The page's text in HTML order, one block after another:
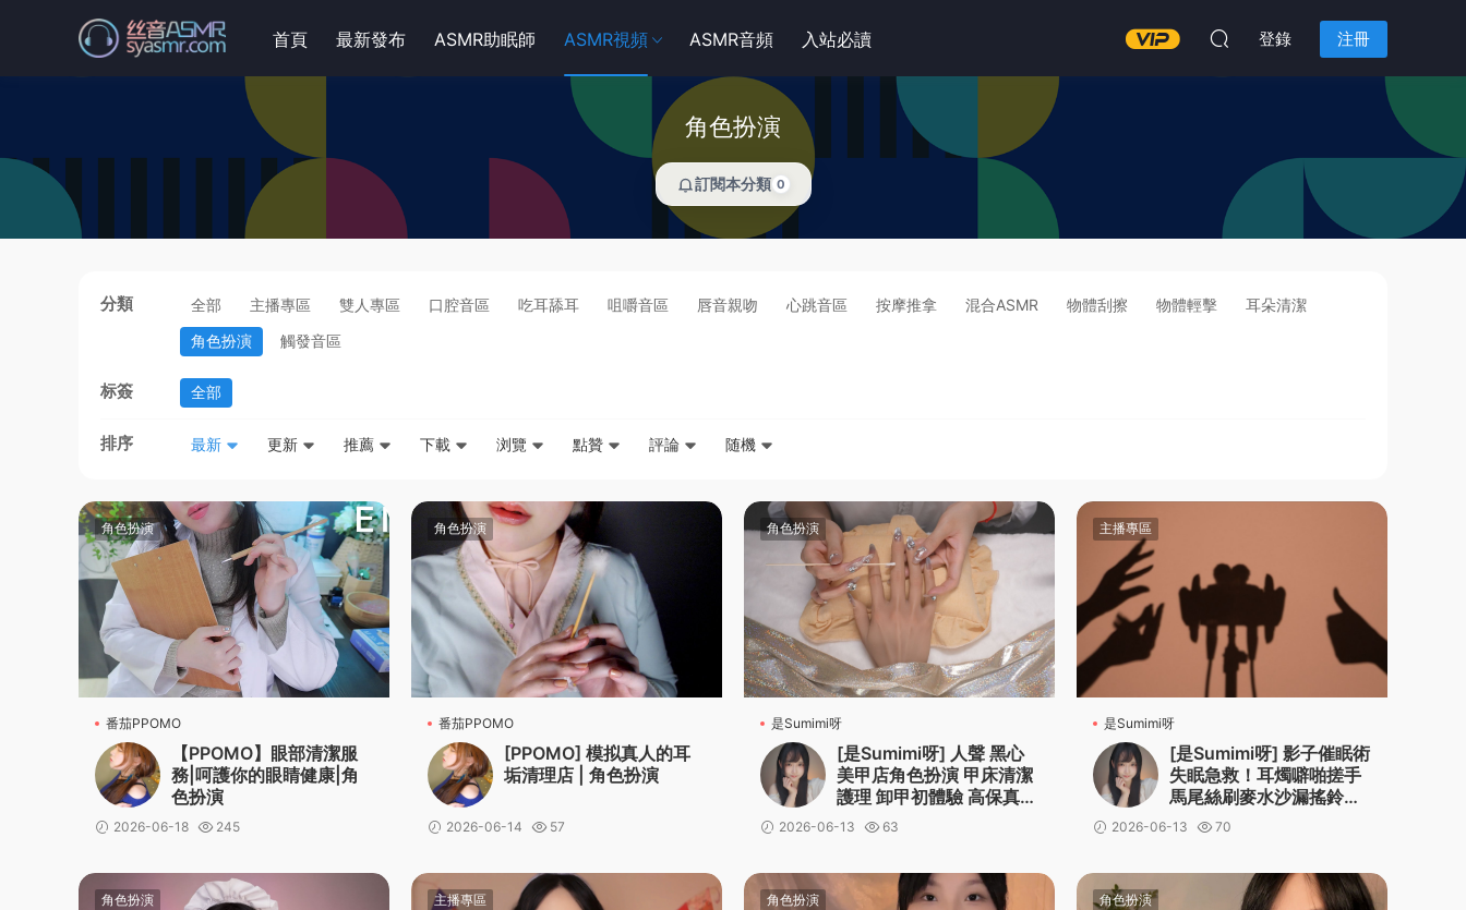
首頁 最新發布 ASMR助眠師 ASMR視頻 ASMR音頻 入站必讀 登錄 注冊
角色扮演
訂閱本分類 0
分類 全部 主播專區 雙人專區 口腔音區 吃耳舔耳 咀嚼音區 唇音親吻 心跳音區 按摩推拿 混合ASMR 物體刮擦 物體輕擊
耳朵清潔
角色扮演
觸發音區
标簽 全部
排序 最新 更新 推薦 下載 浏覽 點贊 評論 随機
角色扮演
番茄PPOMO
【PPOMO】眼部清潔服
務|呵護你的眼睛健康|角
色扮演
2026-06-18 245
角色扮演
番茄PPOMO
[PPOMO] 模拟真人的耳
垢清理店 | 角色扮演
2026-06-14 57
角色扮演
是Sumimi呀
[是Sumimi呀] 人聲 黑心
美甲店角色扮演 甲床清潔
護理 卸甲初體驗 高保真無
損 Sumimi
2026-06-13 63
主播專區
是Sumimi呀
[是Sumimi呀] 影子催眠術
失眠急救！耳燭噼啪搓手
馬尾絲刷麥水沙漏搖鈴鵝
毛棒
2026-06-13 70
角色扮演 主播專區 角色扮演 角色扮演